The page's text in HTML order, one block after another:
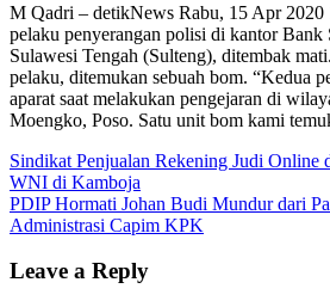
M Qadri – detikNews Rabu, 15 Apr
pelaku penyerangan polisi di kantor
Sulawesi Tengah (Sulteng), ditembak
pelaku, ditemukan sebuah bom. “Kedua
aparat saat melakukan pengejaran di
Moengko, Poso. Satu unit bom kami
Post
navigation
Sindikat Penjualan Rekening Judi Online
WNI di Kamboja
PDIP Hormati Johan Budi Mundur dari
Administrasi Capim KPK
Leave a Reply